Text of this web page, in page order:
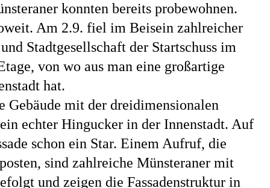
konnten bereits probewohnen.
Am 2.9. fiel im Beisein zahlreicher
Stadtgesellschaft der Startschuss im
von wo aus man eine großartige
hat.
Gebäude mit der dreidimensionalen
echter Hingucker in der Innenstadt. Auf
schon ein Star. Einem Aufruf, die
sind zahlreiche Münsteraner mit
und zeigen die Fassadenstruktur in